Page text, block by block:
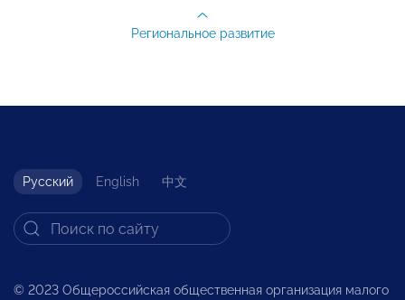
Региональное развитие
Русский English 中文
© 2023 Общероссийская общественная организация малого